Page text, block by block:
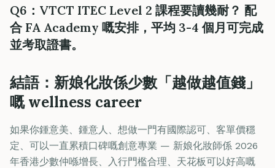
Q6：VTCT ITEC Level 2 課程要讀幾耐？ 配
合 FA Academy 嘅安排，平均 3-4 個月可完成
並考取證書。
結語：新娘化妝係少數「越做越值錢」
嘅 wellness career
如果你鍾意美、鍾意人、想做一門有國際認可、客單價穩
定、可以一直累積口碑嘅創意專業 — 新娘化妝師係 2026
年香港少數仲喺增長、入行門檻合理、天花板可以好高嘅